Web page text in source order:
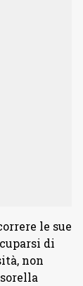
le sue
di
non